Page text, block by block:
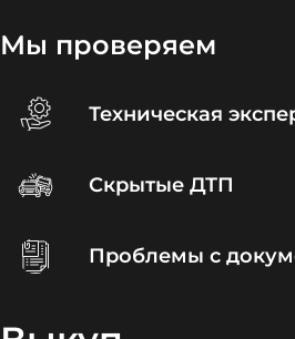
Мы проверяем
Техническая
Скрытые ДТП
Проблемы с